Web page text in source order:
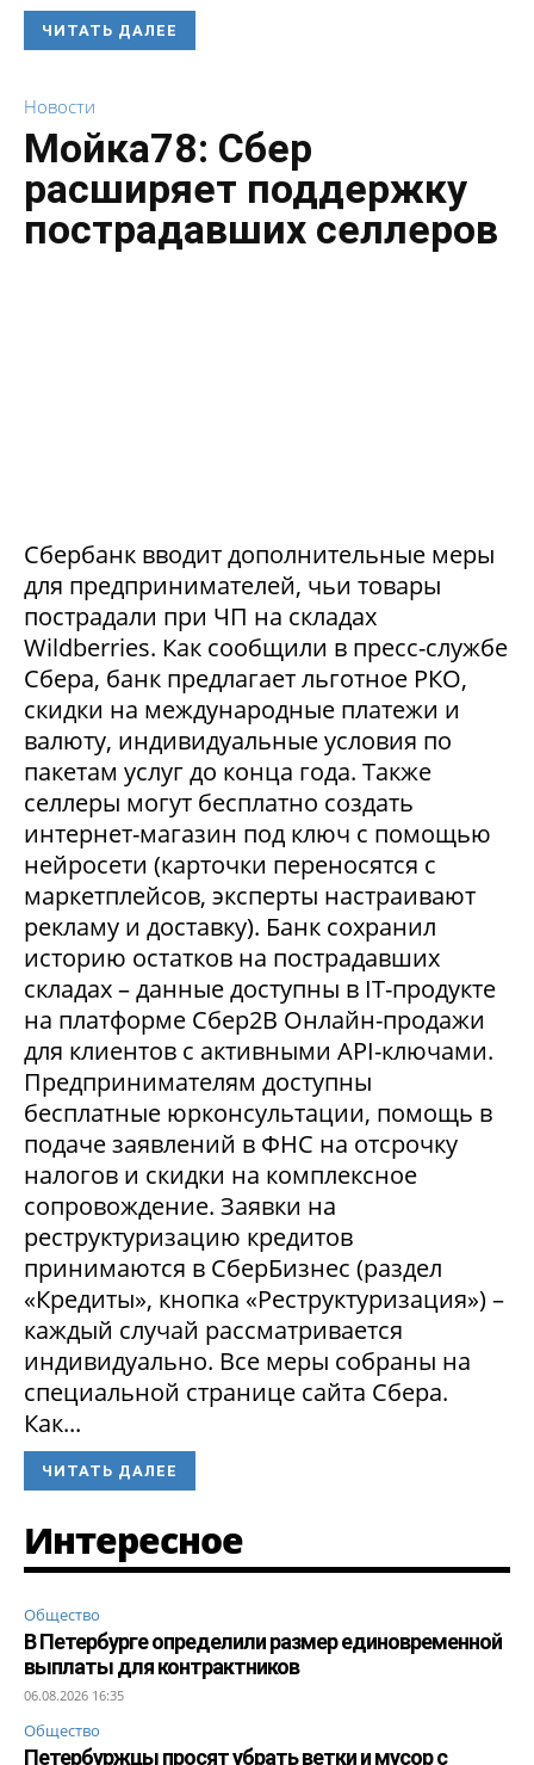
ЧИТАТЬ ДАЛЕЕ
Новости
Мойка78: Сбер
расширяет поддержку
пострадавших селлеров
Сбербанк вводит дополнительные меры
для предпринимателей, чьи товары
пострадали при ЧП на складах
Wildberries. Как сообщили в пресс-службе
Сбера, банк предлагает льготное РКО,
скидки на международные платежи и
валюту, индивидуальные условия по
пакетам услуг до конца года. Также
селлеры могут бесплатно создать
интернет-магазин под ключ с помощью
нейросети (карточки переносятся с
маркетплейсов, эксперты настраивают
рекламу и доставку). Банк сохранил
историю остатков на пострадавших
складах – данные доступны в IT-продукте
на платформе Сбер2В Онлайн-продажи
для клиентов с активными API-ключами.
Предпринимателям доступны
бесплатные юрконсультации, помощь в
подаче заявлений в ФНС на отсрочку
налогов и скидки на комплексное
сопровождение. Заявки на
реструктуризацию кредитов
принимаются в СберБизнес (раздел
«Кредиты», кнопка «Реструктуризация») –
каждый случай рассматривается
индивидуально. Все меры собраны на
специальной странице сайта Сбера.
Как...
ЧИТАТЬ ДАЛЕЕ
Интересное
Общество
В Петербурге определили размер единовременной
выплаты для контрактников
06.08.2026 16:35
Общество
Петербуржцы просят убрать ветки и мусор с